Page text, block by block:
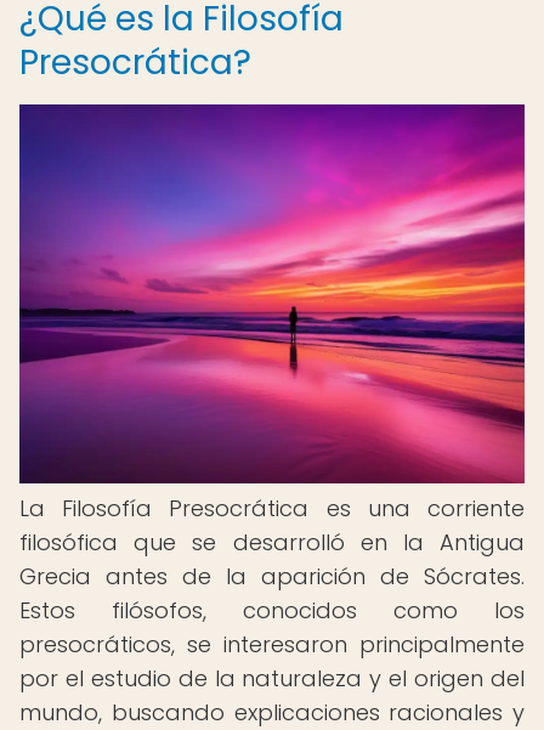
¿Qué es la Filosofía
Presocrática?
La Filosofía Presocrática es una corriente
filosófica que se desarrolló en la Antigua
Grecia antes de la aparición de Sócrates.
Estos filósofos, conocidos como los
presocráticos, se interesaron principalmente
por el estudio de la naturaleza y el origen del
mundo, buscando explicaciones racionales y